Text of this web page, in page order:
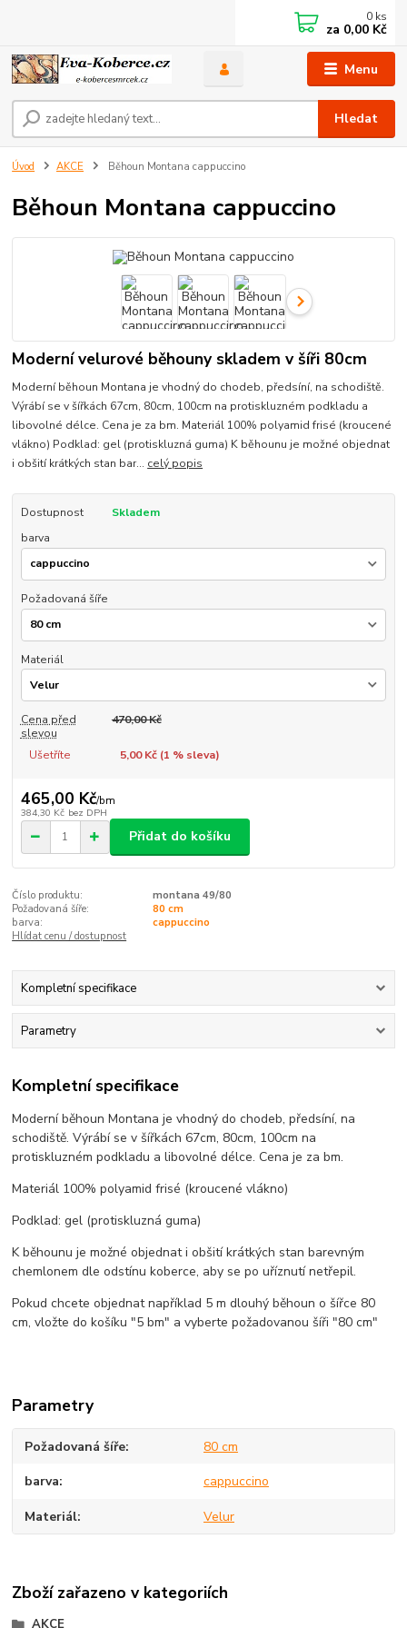
Menu
Hledat
0 ks
za 0,00 Kč
Úvod AKCE Běhoun Montana cappuccino
Běhoun Montana cappuccino
Moderní velurové běhouny skladem v šíři 80cm
Moderní běhoun Montana je vhodný do chodeb, předsíní, na schodiště.
Výrábí se v šířkách 67cm, 80cm, 100cm na protiskluzném podkladu a
libovolné délce. Cena je za bm. Materiál 100% polyamid frisé (kroucené
vlákno) Podklad: gel (protiskluzná guma) K běhounu je možné objednat
i obšití krátkých stan bar... celý popis
Dostupnost
Skladem
barva
Požadovaná šíře
Materiál
Cena před
slevou
470,00 Kč
Ušetříte 5,00 Kč (1 % sleva)
465,00 Kč/bm
384,30 Kč bez DPH
Přidat do košíku
Číslo produktu:
montana 49/80
Požadovaná šíře:
80 cm
barva:
cappuccino
Hlídat cenu / dostupnost
Kompletní specifikace
Parametry
Kompletní specifikace
Moderní běhoun Montana je vhodný do chodeb, předsíní, na
schodiště. Výrábí se v šířkách 67cm, 80cm, 100cm na
protiskluzném podkladu a libovolné délce. Cena je za bm.
Materiál 100% polyamid frisé (kroucené vlákno)
Podklad: gel (protiskluzná guma)
K běhounu je možné objednat i obšití krátkých stan barevným
chemlonem dle odstínu koberce, aby se po uříznutí netřepil.
Pokud chcete objednat například 5 m dlouhý běhoun o šířce 80
cm, vložte do košíku "5 bm" a vyberte požadovanou šíři "80 cm"
Parametry
Požadovaná šíře 80 cm
barva cappuccino
Materiál Velur
Zboží zařazeno v kategoriích
AKCE